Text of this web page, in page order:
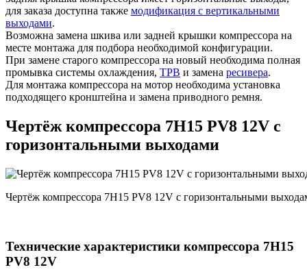
для заказа доступна также модификация с вертикальными
выходами.
Возможна замена шкива или задней крышки компрессора на
месте монтажа для подбора необходимой конфигурации.
При замене старого компрессора на новый необходима полная
промывка системы охлаждения, ТРВ и замена ресивера.
Для монтажа компрессора на мотор необходима установка
подходящего кронштейна и замена приводного ремня.
Чертёж компрессора 7H15 PV8 12V с
горизонтальными выходами
Чертёж компрессора 7H15 PV8 12V с горизонтальными
Технические характеристики компрессора 7H15
PV8 12V